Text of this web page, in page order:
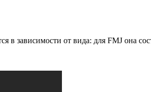
в зависимости от вида: для FMJ она